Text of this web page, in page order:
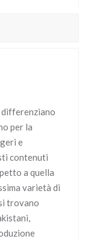
per la
e
contenuti
a quella
varietà di
trovano